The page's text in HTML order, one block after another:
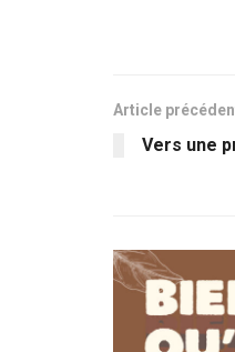
Article
Vers une